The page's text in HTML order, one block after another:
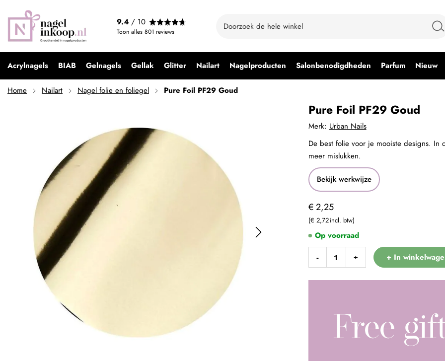
9.4 / 10
Toon alles 801 reviews
Acrylnagels BIAB Gelnagels Gellak Glitter Nailart Nagelproducten Salonbenodigdheden Parfum Nieuw
Home Nailart Nagel folie en foliegel Pure Foil PF29 Goud
Pure Foil PF29 Goud
Bekijk werkwijze
€ 2,25
€ 2,72
€ 2,25
- + + In
Merk: Urban Nails
Op voorraad
De best folie voor je mooiste designs.
meer mislukken.